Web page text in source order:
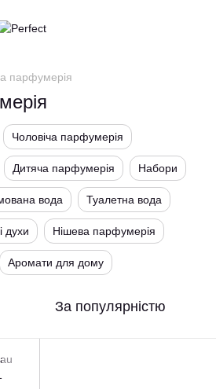
парфумерія
Чоловіча парфумерія
Дитяча парфумерія Набори
вода Туалетна вода
духи Нішева парфумерія
Аромати для дому
За популярністю